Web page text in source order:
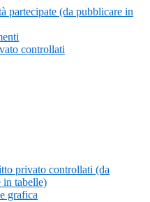
partecipate (da pubblicare in
controllati
privato controllati (da
in tabelle)
grafica